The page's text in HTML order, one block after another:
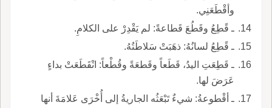
وأقْطَعَنِي.
ـ قًطِعُ وقَطُعَ قَطاعةً: لم يَقْدِرْ على الكلامِ.
ـ قًطِعُ لسانُهُ: ذهَبَتْ سَلاطَتُهُ.
ـ قَطِعَتِ اليدُ، قَطَعاً وقَطعَةً وقُطْعاً: انْقَطَعَتْ بداءٍ
عَرَضَ لها.
ـ أقْطوعةُ: شيءٌ تَبْعَثُه الجاريةُ إلى أُخْرَى عَلامَةَ أنها